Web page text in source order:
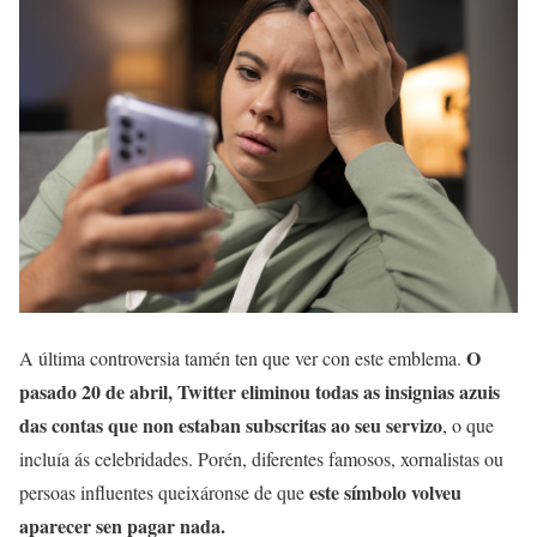
A última controversia tamén ten que ver con este emblema. O
pasado 20 de abril, Twitter eliminou todas as insignias azuis
das contas que non estaban subscritas ao seu servizo, o que
incluía ás celebridades. Porén, diferentes famosos, xornalistas ou
persoas influentes queixáronse de queeste símbolo volveu
aparecer sen pagar nada.